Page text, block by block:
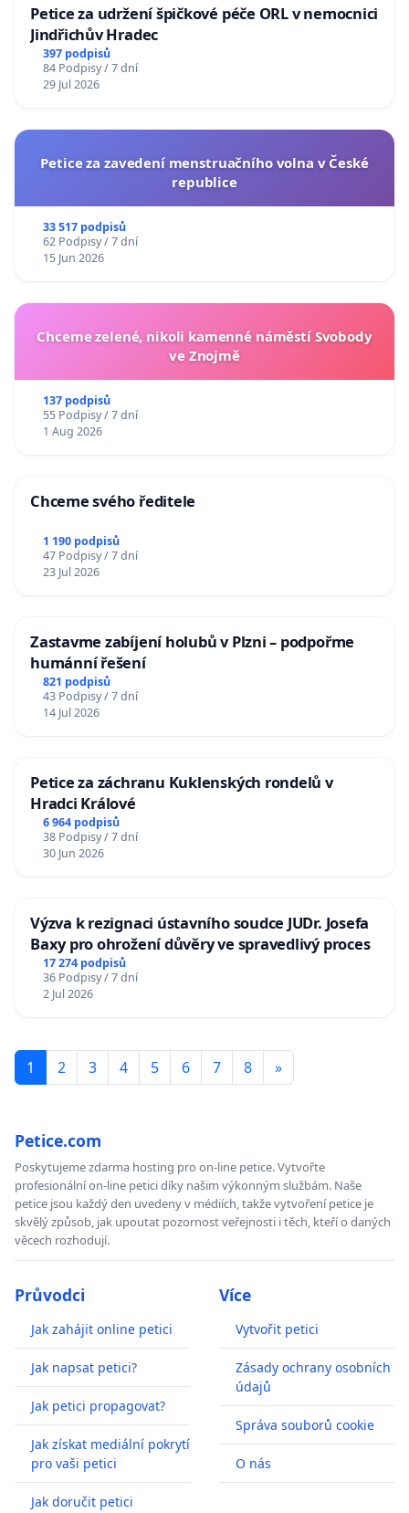
Petice za udržení špičkové péče ORL v nemocnici
Jindřichův Hradec
397 podpisů
84 Podpisy / 7 dní
29 Jul 2026
Petice za zavedení menstruačního volna v České
republice
33 517 podpisů
62 Podpisy / 7 dní
15 Jun 2026
Chceme zelené, nikoli kamenné náměstí Svobody
ve Znojmě
137 podpisů
55 Podpisy / 7 dní
1 Aug 2026
Chceme svého ředitele
1 190 podpisů
47 Podpisy / 7 dní
23 Jul 2026
Zastavme zabíjení holubů v Plzni – podpořme
humánní řešení
821 podpisů
43 Podpisy / 7 dní
14 Jul 2026
Petice za záchranu Kuklenských rondelů v
Hradci Králové
6 964 podpisů
38 Podpisy / 7 dní
30 Jun 2026
Výzva k rezignaci ústavního soudce JUDr. Josefa
Baxy pro ohrožení důvěry ve spravedlivý proces
17 274 podpisů
36 Podpisy / 7 dní
2 Jul 2026
1 2 3 4 5 6 7 8 »
Petice.com
Poskytujeme zdarma hosting pro on-line petice. Vytvořte
profesionální on-line petici díky našim výkonným službám. Naše
petice jsou každý den uvedeny v médiích, takže vytvoření petice je
skvělý způsob, jak upoutat pozornost veřejnosti i těch, kteří o daných
věcech rozhodují.
Průvodci
Jak zahájit online petici
Jak napsat petici?
Jak petici propagovat?
Jak získat mediální pokrytí
pro vaši petici
Jak doručit petici
Více
Vytvořit petici
Zásady ochrany osobních
údajů
Správa souborů cookie
O nás